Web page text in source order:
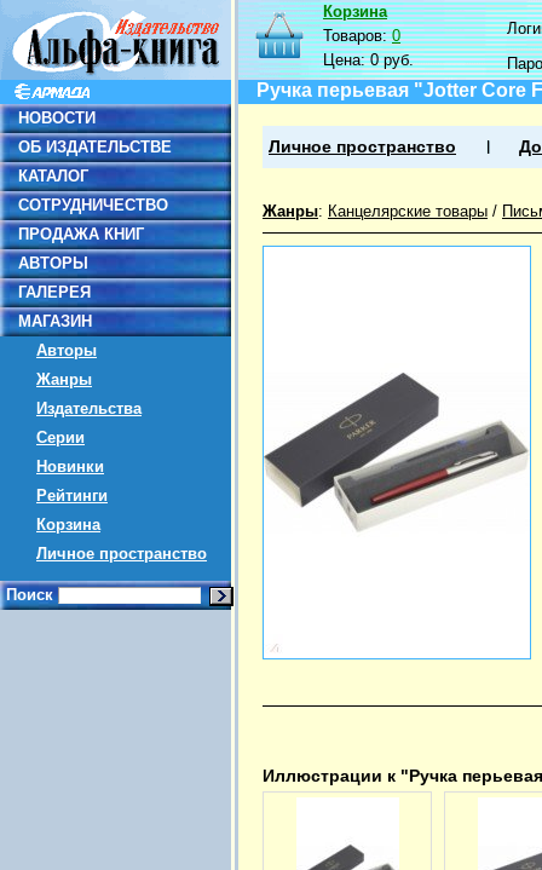
НОВОСТИ
ОБ ИЗДАТЕЛЬСТВЕ
КАТАЛОГ
СОТРУДНИЧЕСТВО
ПРОДАЖА КНИГ
АВТОРЫ
ГАЛЕРЕЯ
МАГАЗИН
Авторы
Жанры
Издательства
Серии
Новинки
Рейтинги
Корзина
Личное пространство
Поиск
Корзина
Товаров:0
Цена:0 руб.
Ручка перьевая "Jotter Core
Личное пространство
Жанры: Канцелярские товары /
Иллюстрации к "Ручка